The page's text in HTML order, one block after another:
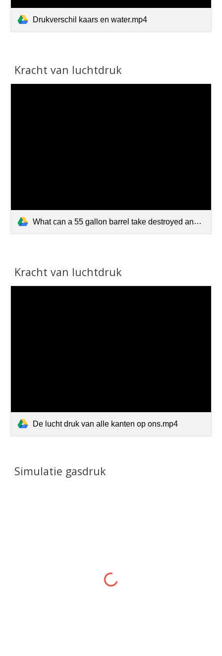
Drukverschil kaars en water.mp4
Kracht van luchtdruk
What can a 55 gallon barrel take destroyed and cru.mp4
Kracht van luchtdruk
De lucht druk van alle kanten op ons.mp4
Simulatie gasdruk